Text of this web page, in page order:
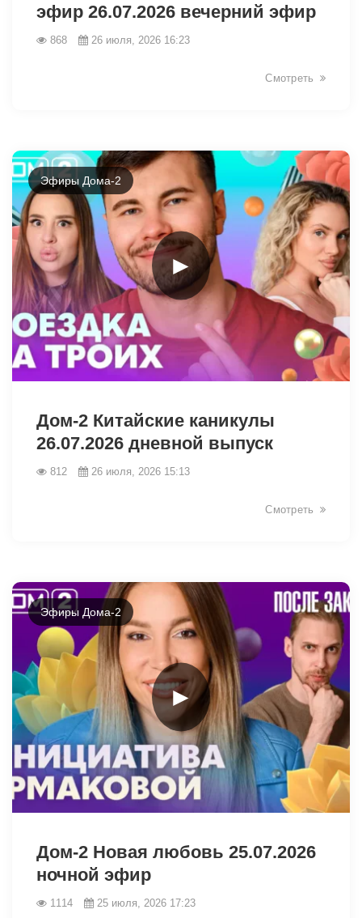
эфир 26.07.2026 вечерний эфир
868 26 июля, 2026 16:23
Смотреть
►
Эфиры Дома-2
Дом-2 Китайские каникулы
26.07.2026 дневной выпуск
812 26 июля, 2026 15:13
Смотреть
►
Эфиры Дома-2
Дом-2 Новая любовь 25.07.2026
ночной эфир
1114 25 июля, 2026 17:23